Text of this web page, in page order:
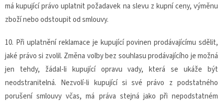
má kupující právo uplatnit požadavek na slevu z kupní ceny, výměnu
zboží nebo odstoupit od smlouvy.
10. Při uplatnění reklamace je kupující povinen prodávajícímu sdělit,
jaké právo si zvolil. Změna volby bez souhlasu prodávajícího je možná
jen tehdy, žádal-li kupující opravu vady, která se ukáže být
neodstranitelná. Nezvolí-li kupující si své právo z podstatného
porušení smlouvy včas, má práva stejná jako při nepodstatném